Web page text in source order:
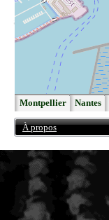
Montpellier Nantes
À propos